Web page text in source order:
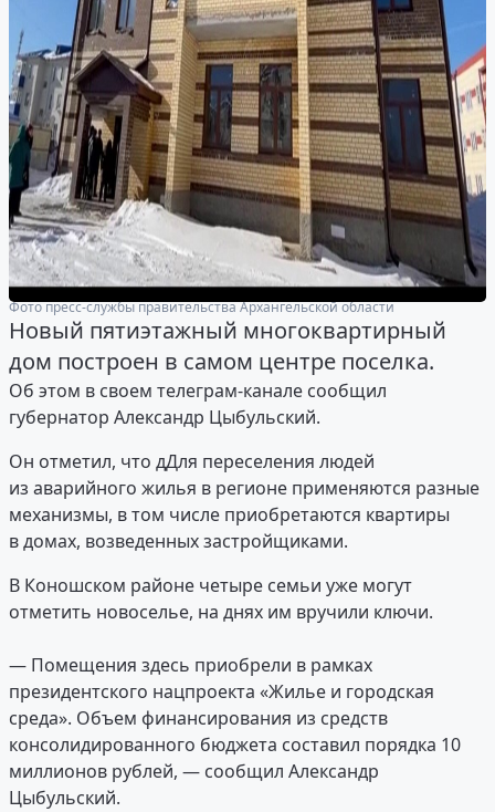
Фото пресс-службы правительства Архангельской области
Новый пятиэтажный многоквартирный
дом построен в самом центре поселка.
Об этом в своем телеграм-канале сообщил
губернатор Александр Цыбульский.
Он отметил, что дДля переселения людей
из аварийного жилья в регионе применяются разные
механизмы, в том числе приобретаются квартиры
в домах, возведенных застройщиками.
В Коношском районе четыре семьи уже могут
отметить новоселье, на днях им вручили ключи.
— Помещения здесь приобрели в рамках
президентского нацпроекта «Жилье и городская
среда». Объем финансирования из средств
консолидированного бюджета составил порядка 10
миллионов рублей, — сообщил Александр
Цыбульский.